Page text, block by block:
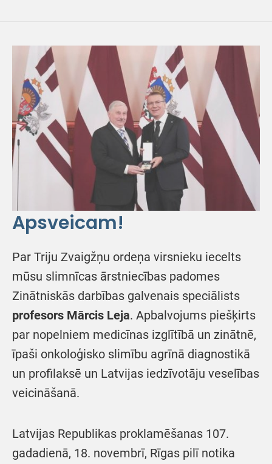
Apsveicam!
Par Triju Zvaigžņu ordeņa virsnieku iecelts
mūsu slimnīcas ārstniecības padomes
Zinātniskās darbības galvenais speciālists
profesors Mārcis Leja. Apbalvojums piešķirts
par nopelniem medicīnas izglītībā un zinātnē,
īpaši onkoloģisko slimību agrīnā diagnostikā
un profilaksē un Latvijas iedzīvotāju veselības
veicināšanā.
Latvijas Republikas proklamēšanas 107.
gadadienā, 18. novembrī, Rīgas pilī notika